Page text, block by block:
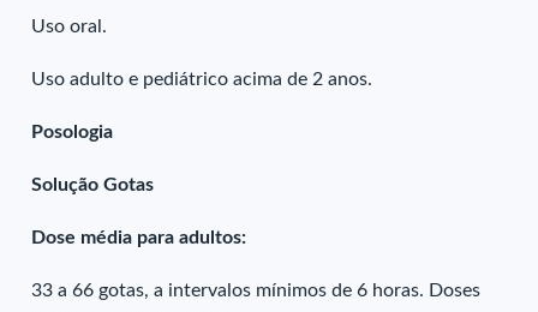
Uso oral.
Uso adulto e pediátrico acima de 2 anos.
Posologia
Solução Gotas
Dose média para adultos:
33 a 66 gotas, a intervalos mínimos de 6 horas. Doses